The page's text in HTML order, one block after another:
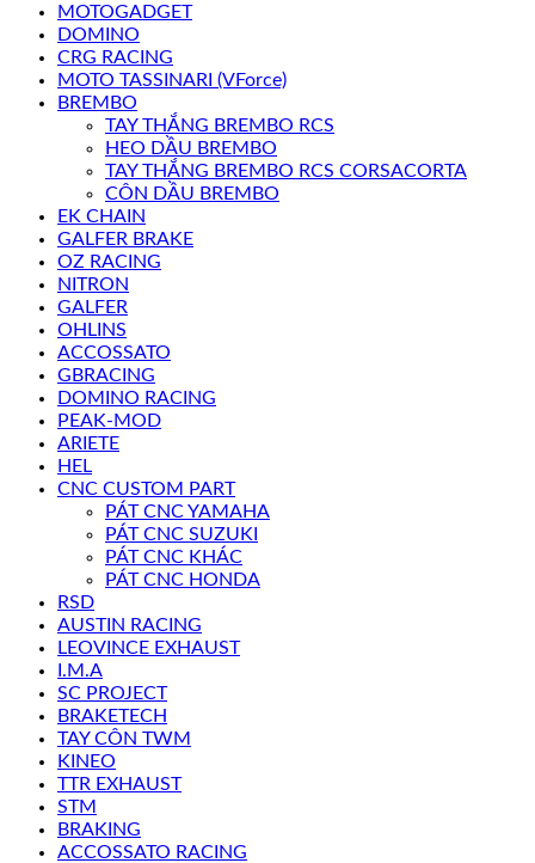
MOTOGADGET
DOMINO
CRG RACING
MOTO TASSINARI (VForce)
BREMBO
TAY THẮNG BREMBO RCS
HEO DẦU BREMBO
TAY THẮNG BREMBO RCS CORSACORTA
CÔN DẦU BREMBO
EK CHAIN
GALFER BRAKE
OZ RACING
NITRON
GALFER
OHLINS
ACCOSSATO
GBRACING
DOMINO RACING
PEAK-MOD
ARIETE
HEL
CNC CUSTOM PART
PÁT CNC YAMAHA
PÁT CNC SUZUKI
PÁT CNC KHÁC
PÁT CNC HONDA
RSD
AUSTIN RACING
LEOVINCE EXHAUST
I.M.A
SC PROJECT
BRAKETECH
TAY CÔN TWM
KINEO
TTR EXHAUST
STM
BRAKING
ACCOSSATO RACING